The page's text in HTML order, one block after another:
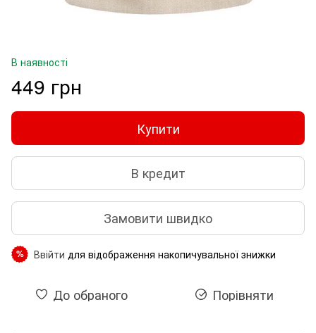
В наявності
449 грн
Купити
В кредит
Замовити швидко
% Ввійти для відображення накопичувальної знижки
До обраного Порівняти